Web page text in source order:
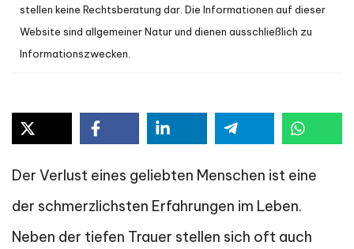
stellen keine Rechtsberatung dar. Die Informationen auf dieser
Website sind allgemeiner Natur und dienen ausschließlich zu
Informationszwecken.
Der Verlust eines geliebten Menschen ist eine
der schmerzlichsten Erfahrungen im Leben.
Neben der tiefen Trauer stellen sich oft auch